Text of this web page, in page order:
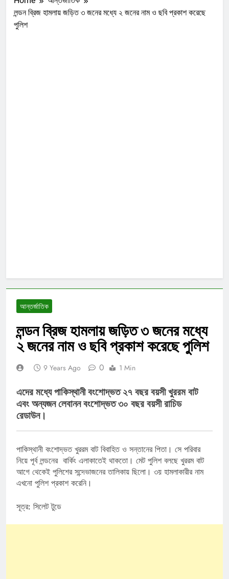
লন্ডন ব্রিজ হামলায় জড়িত ৩ জনের মধ্যে ২ জনের নাম ও ছবি প্রকাশ করেছে
পুলিশ
আন্তর্জাতিক
লন্ডন ব্রিজ হামলায় জড়িত ৩ জনের মধ্যে
২ জনের নাম ও ছবি প্রকাশ করেছে পুলিশ
9 Years Ago 0 1 Min
এদের মধ্যে পাকিস্থানী বংশোদ্ভত ২৭ বছর বয়সী খুররম বাট
এবং অন্যজন লেবানন বংশোদ্ভত ৩০ বছর বয়সী রাচিড
রেডাউন।
পাকিস্থানী বংশোদ্ভত খুররম বাট বিবাহিত ও সন্তানের পিতা। সে পরিবার
নিয়ে পূর্ব লন্ডনের বার্কিং এলাকাতেই থাকতো। মেট পুলিশ বলছে খুররম বাট
আগে থেকেই পুলিশের সন্দেভাজনের তালিকায় ছিলো। ৩য় হামলাকারীর নাম
এখনো পুলিশ প্রকাশ করেনি।
সূত্র: সিলেট টুডে